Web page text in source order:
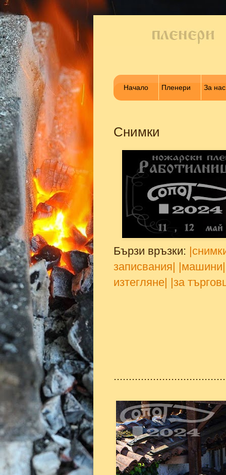
Начало Пленери За нас
Снимки
Бързи връзки:
записвания|
|машини|
изтегляне|
|за